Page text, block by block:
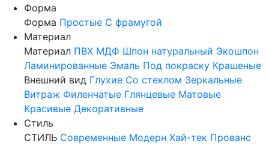
Форма
Форма Простые С фрамугой
Материал
Материал ПВХ МДФ Шпон натуральный Экошпон
Ламинированные Эмаль Под покраску Крашеные
Внешний вид Глухие Со стеклом Зеркальные
Витраж Филенчатые Глянцевые Матовые
Красивые Декоративные
Стиль
СТИЛЬ Современные Модерн Хай-тек Прованс